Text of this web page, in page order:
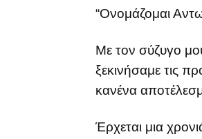
“Ονομάζομαι
Με τον σύζυγο
ξεκινήσαμε τις
κανένα
Έρχεται μια